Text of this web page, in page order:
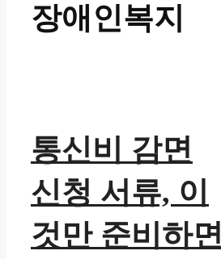
장애인복지
통신비 감면
신청 서류, 이
것만 준비하면